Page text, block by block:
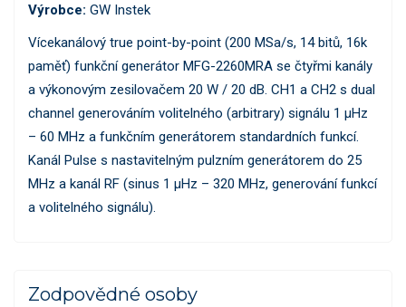
Výrobce: GW Instek
Vícekanálový true point-by-point (200 MSa/s, 14 bitů, 16k
paměť) funkční generátor MFG-2260MRA se čtyřmi kanály
a výkonovým zesilovačem 20 W / 20 dB. CH1 a CH2 s dual
channel generováním volitelného (arbitrary) signálu 1 µHz
– 60 MHz a funkčním generátorem standardních funkcí.
Kanál Pulse s nastavitelným pulzním generátorem do 25
MHz a kanál RF (sinus 1 µHz – 320 MHz, generování funkcí
a volitelného signálu).
Zodpovědné osoby